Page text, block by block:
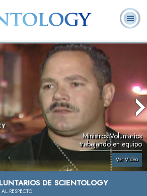
¿Qué es
Ministros
Voluntarios
Preguntas
Frecuentes
Ministros Voluntarios
trabajando en equipo
Ver Video
DE SCIENTOLOGY
RESPECTO